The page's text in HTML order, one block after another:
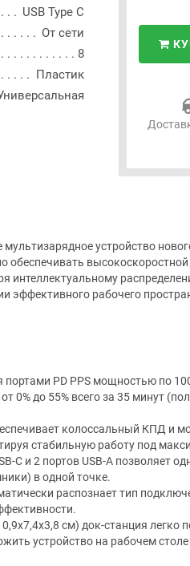
USB Type C
От сети
8
Пластик
устройство
обеспечивать
интеллектуальному
эффективного рабочего
портами PD PPS мощностью по
0% до 55% всего за 35 минут
колоссальный КПД и
стабильную работу под
C и 2 портов USB-A позволяет
в одной точке.
распознает тип
см) док-станция
устройство на рабочем